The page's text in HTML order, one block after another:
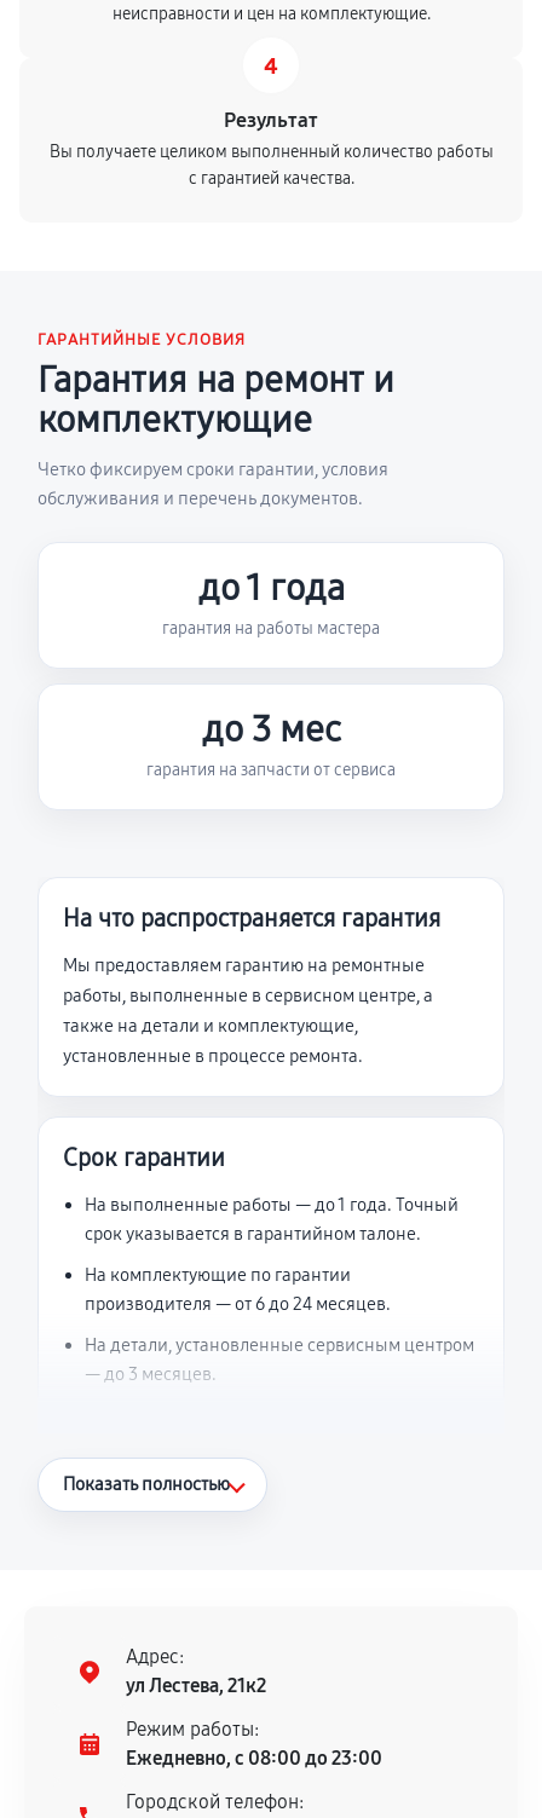
неисправности и цен на комплектующие.
4
Результат
Вы получаете целиком выполненный количество работы
с гарантией качества.
ГАРАНТИЙНЫЕ УСЛОВИЯ
Гарантия на ремонт и
комплектующие
Четко фиксируем сроки гарантии, условия
обслуживания и перечень документов.
до 1 года
гарантия на работы мастера
до 3 мес
гарантия на запчасти от сервиса
На что распространяется гарантия
Мы предоставляем гарантию на ремонтные
работы, выполненные в сервисном центре, а
также на детали и комплектующие,
установленные в процессе ремонта.
Срок гарантии
На выполненные работы — до 1 года. Точный
срок указывается в гарантийном талоне.
На комплектующие по гарантии
производителя — от 6 до 24 месяцев.
На детали, установленные сервисным центром
— до 3 месяцев.
Что считается гарантийным случаем
нормальной эксплуатации в течение
гарантийного срока.
Несоответствие комплектующей заявленным
техническим характеристикам.
Показать полностью
Адрес:
ул Лестева, 21к2
Режим работы:
Ежедневно, с 08:00 до 23:00
Городской телефон: